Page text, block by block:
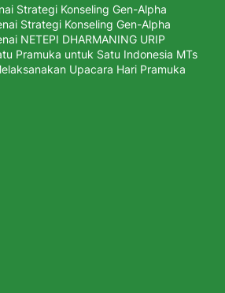
Strategi Konseling Gen-Alpha
Strategi Konseling Gen-Alpha
NETEPI DHARMANING URIP
Pramuka untuk Satu Indonesia MTs
Upacara Hari Pramuka